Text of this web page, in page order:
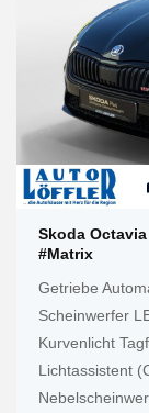
Skoda
#Matrix
Getriebe
Scheinwerfer
Kurvenlicht
Lichtassistent